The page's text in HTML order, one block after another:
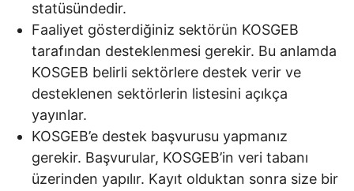
statüsündedir.
Faaliyet gösterdiğiniz sektörün KOSGEB
tarafından desteklenmesi gerekir. Bu anlamda
KOSGEB belirli sektörlere destek verir ve
desteklenen sektörlerin listesini açıkça
yayınlar.
KOSGEB’e destek başvurusu yapmanız
gerekir. Başvurular, KOSGEB’in veri tabanı
üzerinden yapılır. Kayıt olduktan sonra size bir